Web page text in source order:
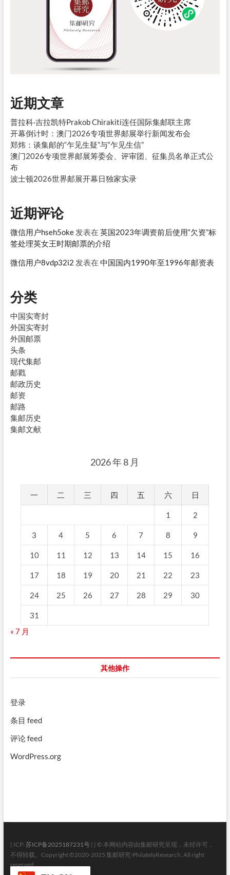
近期文章
普拉科·吉拉凯特Prakob Chirakiti连任国际集邮联主席
开幕倒计时：澳门2026专项世界邮展举行新闻发布会
郑炜：谈集邮的“乍见生疑”与“乍见生信”
澳门2026专项世界邮展筹委会、评审团、征集员名单正式公
布
波士顿2026世界邮展开幕日独家实录
近期评论
微信用户hseh5oke发表在 英国2023年调资前后使用“欠资”标
签处理英女王时期邮票的介绍
微信用户8vdp32i2 发表在 中国国内1990年至1996年邮资表
分类
中国实寄封
外国实寄封
外国邮票
头条
现代集邮
邮戳
邮政历史
邮资
邮路
集邮历史
集邮文献
2026 年 8 月
一 二 三 四 五 六 日
1 2
3 4 5 6 7 8 9
10 11 12 13 14 15 16
17 18 19 20 21 22 23
24 25 26 27 28 29 30
31
« 7 月
其他操作
登录
条目 feed
评论 feed
WordPress.org
| ICP: 苏ICP备2025187231号| | © 本网站内容由集邮研究呈现，未经许可，
不得转载。Copyright ©2020-2025 集邮研究·PhilatelyResearch. All right
reserved